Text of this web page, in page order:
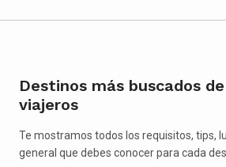
Destinos más buscados
viajeros
Te mostramos todos los requisitos, tips,
general que debes conocer para cada